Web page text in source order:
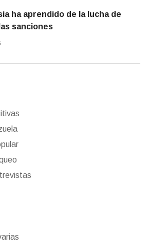
ha aprendido de la lucha de
sanciones